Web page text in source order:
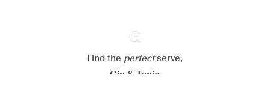
Ginventory
Find the perfectserve,
Gin & Tonic